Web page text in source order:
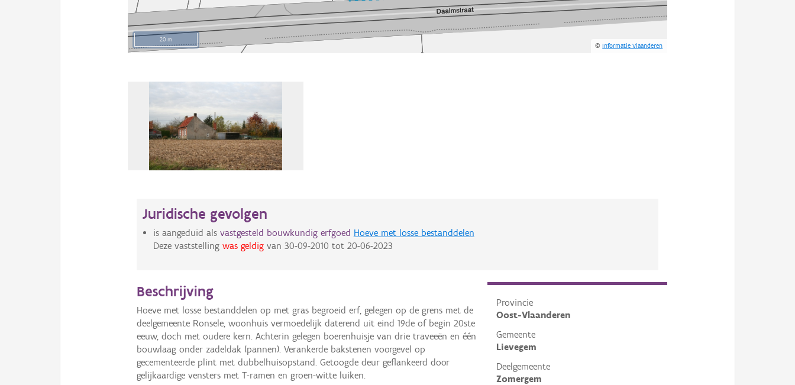
20 m
©Informatie Vlaanderen
Juridische gevolgen
is aangeduid als vastgesteld bouwkundig erfgoed Hoeve met losse bestanddelen
Deze vaststelling was geldigvan 30-09-2010 tot 20-06-2023
Provincie
Oost-Vlaanderen
Gemeente
Lievegem
Deelgemeente
Zomergem
Beschrijving
Hoeve met losse bestanddelen op met gras begroeid erf, gelegen op de grens met de
deelgemeente Ronsele, woonhuis vermoedelijk daterend uit eind 19de of begin 20ste
eeuw, doch met oudere kern. Achterin gelegen boerenhuisje van drie traveeën en één
bouwlaag onder zadeldak (pannen). Verankerde bakstenen voorgevel op
gecementeerde plint met dubbelhuisopstand. Getoogde deur geflankeerd door
gelijkaardige vensters met T-ramen en groen-witte luiken.